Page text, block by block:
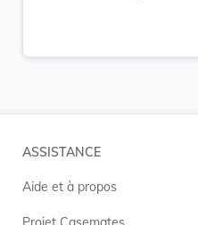
ASSISTANCE
Aide et à propos